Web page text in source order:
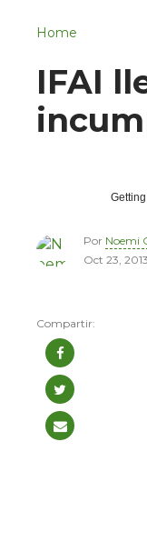
Home
IFAI
Por Noemi
Oct 23, 2013